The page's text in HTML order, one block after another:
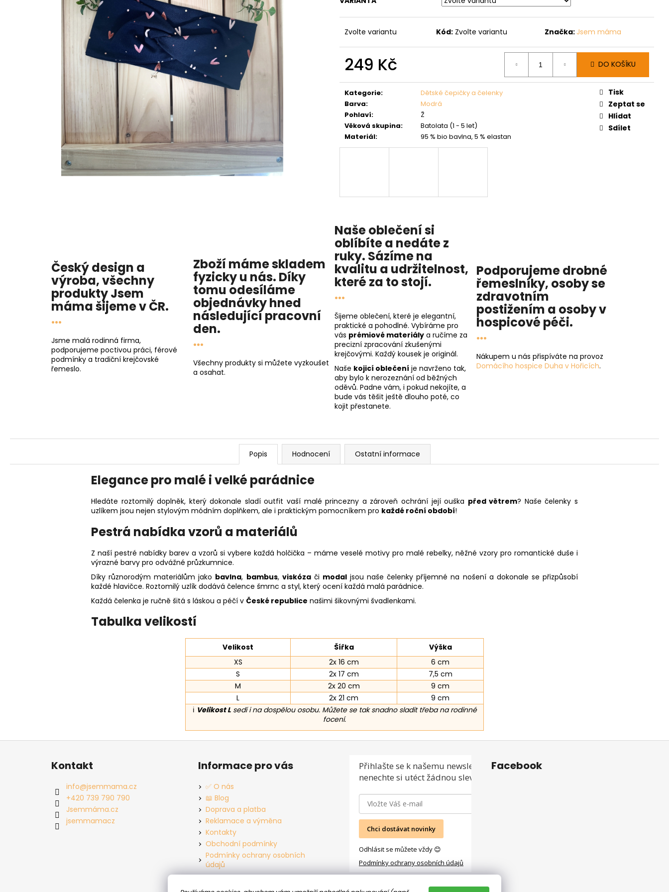
Zvolte variantu Kód: Zvolte variantu Značka: Jsem máma
249 Kč
cena:
DO KOŠÍKU
Kategorie:
Dětské čepičky a čelenky
Barva:
Modrá
Pohlaví:
Ž
Věková skupina:
Batolata (1 - 5 let)
Materiál: 95 % bio bavlna, 5 % elastan
Tisk
Zeptat se
Hlídat
Sdílet
Český design a
výroba, všechny
produktyJsem
mámašijeme v ČR.
...
Jsme malá rodinná firma,
podporujeme poctivou práci, férové
podmínky a tradiční krejčovské
řemeslo.
Zboží máme skladem
fyzicky u nás. Díky
tomu odesíláme
objednávky hned
následující pracovní
den.
...
Všechny produkty si můžete vyzkoušet
a osahat.
Naše oblečení si
oblíbíte a nedáte z
ruky. Sázíme na
kvalitu a udržitelnost,
které za to stojí.
...
Šijeme oblečení, které je elegantní,
praktické a pohodlné. Vybíráme pro
vás prémiové materiály a ručíme za
precizní zpracování zkušenými
krejčovými. Každý kousek je originál.
Naše kojicí oblečení je navrženo tak,
aby bylo k nerozeznání od běžných
oděvů. Padne vám, i pokud nekojíte, a
bude vás těšit ještě dlouho poté, co
kojit přestanete.
Podporujeme drobné
řemeslníky, osoby se
zdravotním
postižením a osoby v
hospicové péči.
...
Nákupem u nás přispíváte na provoz
Domácího hospice Duha v Hořicích.
Popis Hodnocení Ostatní informace
Elegance pro malé i velké parádnice
Hledáte roztomilý doplněk, který dokonale sladí outfit vaší malé princezny a zároveň ochrání její ouška před větrem? Naše čelenky s
uzlíkem jsou nejen stylovým módním doplňkem, ale i praktickým pomocníkem pro každé roční období!
Pestrá nabídka vzorů a materiálů
Z naší pestré nabídky barev a vzorů si vybere každá holčička – máme veselé motivy pro malé rebelky, něžné vzory pro romantické duše i
výrazné barvy pro odvážné průzkumnice.
Díky různorodým materiálům jako bavlna, bambus, viskózači modaljsou naše čelenky příjemné na nošení a dokonale se přizpůsobí
každé hlavičce. Roztomilý uzlík dodává čelence šmrnc a styl, který ocení každá malá parádnice.
Každá čelenka je ručně šitá s láskou a péčí v České republice našimi šikovnými švadlenkami.
Tabulka velikostí
Velikost Šířka
Výška
XS
2x 16 cm
6 cm
S
2x 17 cm
7,5 cm
M
2x 20 cm
9 cm
L
2x 21 cm
9 cm
ℹ️ Velikost Lsedí i na dospělou osobu. Můžete se tak snadno sladit třeba na rodinné
focení.
Kontakt
info@jsemmama.cz
+420 739 790 790
Jsemmáma.cz
jsemmamacz
Informace pro vás
✅ O nás
📖 Blog
Doprava a platba
Reklamace a výměna
Kontakty
Obchodní podmínky
Podmínky ochrany osobních
údajů
Přihlašte se k našemu newsletteru a
nenechte si utéct žádnou slevu ani akci!
Chci dostávat novinky
Odhlásit se můžete vždy 😊
Podmínky ochrany osobních údajů
Facebook